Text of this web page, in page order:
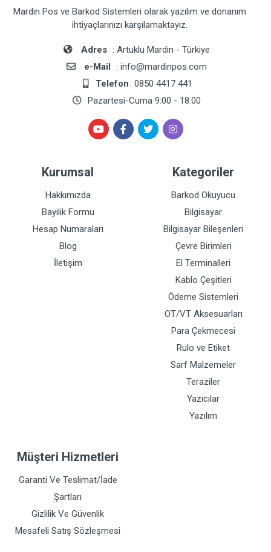
Mardin Pos ve Barkod Sistemleri olarak yazılım ve donanım
ihtiyaçlarınızı karşılamaktayız.
Adres : Artuklu Mardin - Türkiye
e-Mail : info@mardinpos.com
Telefon: 0850 4417 441
Pazartesi-Cuma 9:00 - 18:00
Kurumsal
Hakkımızda
Bayilik Formu
Hesap Numaraları
Blog
İletişim
Kategoriler
Barkod Okuyucu
Bilgisayar
Bilgisayar Bileşenleri
Çevre Birimleri
El Terminalleri
Kablo Çeşitleri
Ödeme Sistemleri
OT/VT Aksesuarları
Para Çekmecesi
Rulo ve Etiket
Sarf Malzemeler
Teraziler
Yazıcılar
Yazılım
Müşteri Hizmetleri
Garanti Ve Teslimat/İade
Şartları
Gizlilik Ve Güvenlik
Mesafeli Satış Sözleşmesi